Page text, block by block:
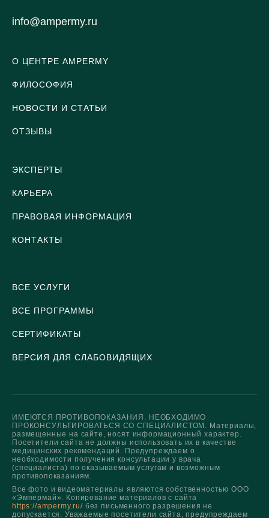
О ЦЕНТРЕ AMPERMY
ФИЛОСОФИЯ
НОВОСТИ И СТАТЬИ
ОТЗЫВЫ
ЭКСПЕРТЫ
КАРЬЕРА
ПРАВОВАЯ ИНФОРМАЦИЯ
КОНТАКТЫ
ВСЕ УСЛУГИ
ВСЕ ПРОГРАММЫ
СЕРТИФИКАТЫ
ВЕРСИЯ ДЛЯ СЛАБОВИДЯЩИХ
info@ampermy.ru
ИМЕЮТСЯ ПРОТИВОПОКАЗАНИЯ. НЕОБХОДИМО
ПРОКОНСУЛЬТИРОВАТЬСЯ СО СПЕЦИАЛИСТОМ. Материалы,
размещенные на сайте, носят информационный характер.
Посетители сайта не должны использовать их в качестве
медицинских рекомендаций. Предупреждаем о
необходимости получения консультации у врача
(специалиста) по оказываемым услугам и возможным
противопоказаниям.
Все фото и видеоматериалы являются собственностью ООО
«Эмпермай». Копирование материалов с сайта
https://ampermy.ru/без письменного разрешения не
допускается. Уважаемые посетители сайта, предупреждаем